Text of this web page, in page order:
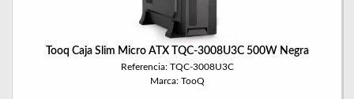
Tooq Caja Slim Micro ATX TQC-3008U3C 500W Negra
Referencia: TQC-3008U3C
Marca: TooQ